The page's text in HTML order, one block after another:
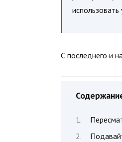
С последнего и